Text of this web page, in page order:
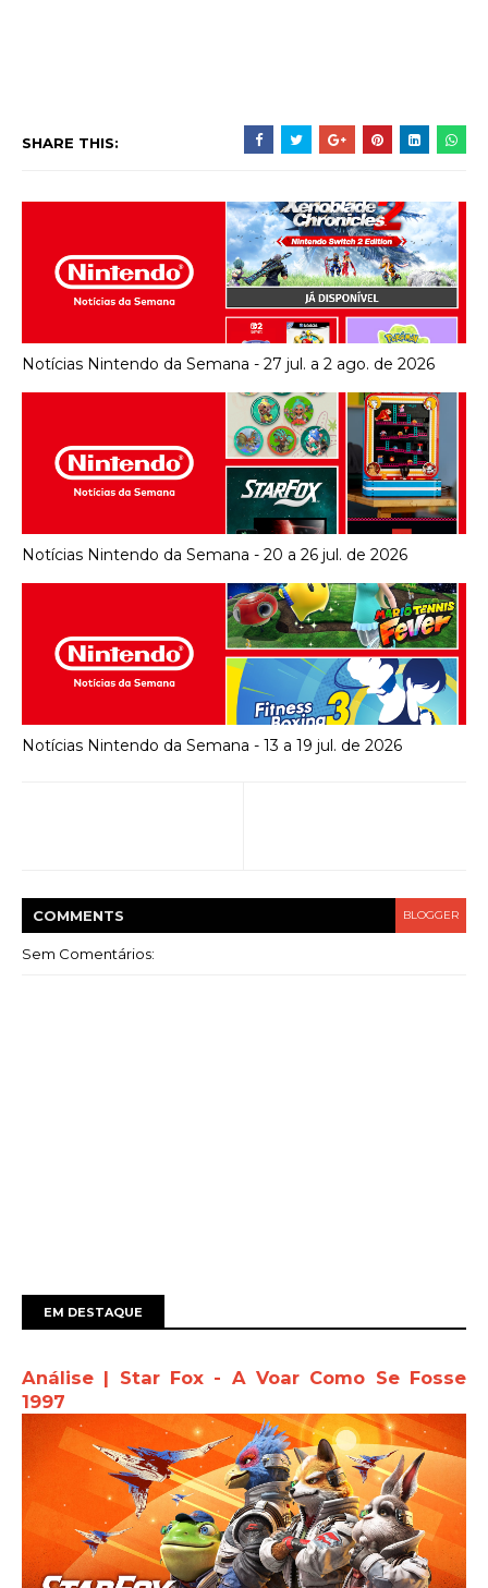
SHARE THIS:
Notícias Nintendo da Semana - 27 jul. a 2 ago. de 2026
Notícias Nintendo da Semana - 20 a 26 jul. de 2026
Notícias Nintendo da Semana - 13 a 19 jul. de 2026
COMMENTS BLOGGER
Sem Comentários:
EM DESTAQUE
Análise | Star Fox - A Voar Como Se Fosse
1997